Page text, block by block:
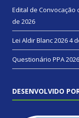
Edital de Convocação
de 2026
Lei Aldir Blanc 20264
Questionário PPA
DESENVOLVIDO